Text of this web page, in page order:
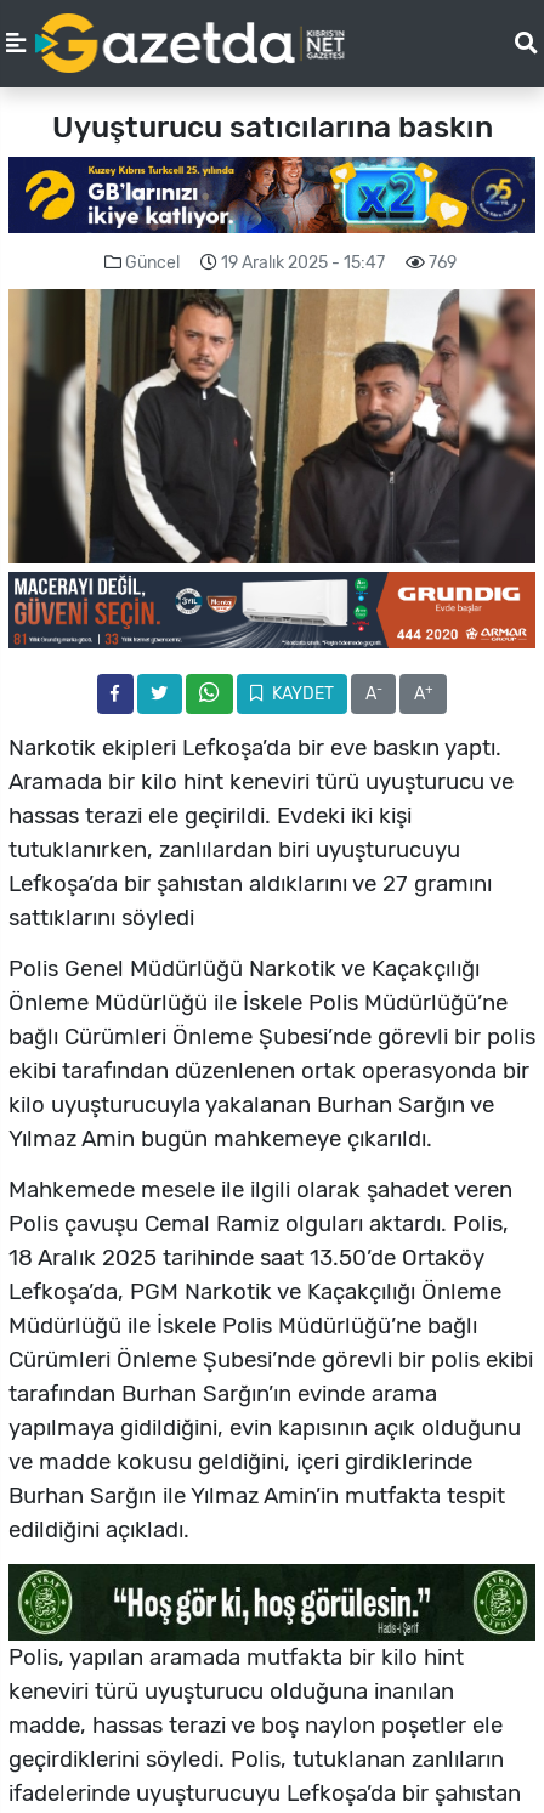
Uyuşturucu satıcılarına baskın
Güncel 19 Aralık 2025 - 15:47 769
KAYDET A- A+
Narkotik ekipleri Lefkoşa’da bir eve baskın yaptı.
Aramada bir kilo hint keneviri türü uyuşturucu ve
hassas terazi ele geçirildi. Evdeki iki kişi
tutuklanırken, zanlılardan biri uyuşturucuyu
Lefkoşa’da bir şahıstan aldıklarını ve 27 gramını
sattıklarını söyledi
Polis Genel Müdürlüğü Narkotik ve Kaçakçılığı
Önleme Müdürlüğü ile İskele Polis Müdürlüğü’ne
bağlı Cürümleri Önleme Şubesi’nde görevli bir polis
ekibi tarafından düzenlenen ortak operasyonda bir
kilo uyuşturucuyla yakalanan Burhan Sarğın ve
Yılmaz Amin bugün mahkemeye çıkarıldı.
Mahkemede mesele ile ilgili olarak şahadet veren
Polis çavuşu Cemal Ramiz olguları aktardı. Polis,
18 Aralık 2025 tarihinde saat 13.50’de Ortaköy
Lefkoşa’da, PGM Narkotik ve Kaçakçılığı Önleme
Müdürlüğü ile İskele Polis Müdürlüğü’ne bağlı
Cürümleri Önleme Şubesi’nde görevli bir polis ekibi
tarafından Burhan Sarğın’ın evinde arama
yapılmaya gidildiğini, evin kapısının açık olduğunu
ve madde kokusu geldiğini, içeri girdiklerinde
Burhan Sarğın ile Yılmaz Amin’in mutfakta tespit
edildiğini açıkladı.
Polis, yapılan aramada mutfakta bir kilo hint
keneviri türü uyuşturucu olduğuna inanılan
madde, hassas terazi ve boş naylon poşetler ele
geçirdiklerini söyledi. Polis, tutuklanan zanlıların
ifadelerinde uyuşturucuyu Lefkoşa’da bir şahıstan